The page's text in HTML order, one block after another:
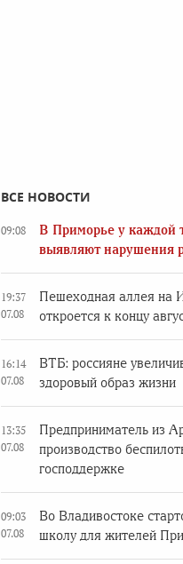
ВСЕ НОВОСТИ
09:08
В Приморье у каждой
выявляют нарушения
19:37
07.08
Пешеходная аллея на
откроется к концу
16:14
07.08
ВТБ: россияне
здоровый образ жизни
13:35
07.08
Предприниматель из
производство
господдержке
09:03
07.08
Во Владивостоке
школу для жителей